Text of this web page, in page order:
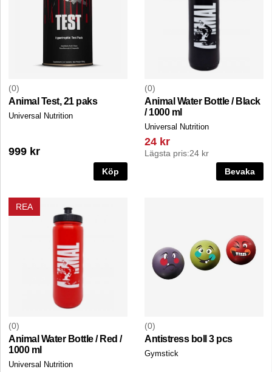
0
Animal Test, 21 paks
Universal Nutrition
999 kr
Köp
0
Animal Water Bottle / Black
/ 1000 ml
Universal Nutrition
24 kr
Lägsta pris:24 kr
Bevaka
REA
0
Animal Water Bottle / Red /
1000 ml
Universal Nutrition
0
Antistress boll 3 pcs
Gymstick